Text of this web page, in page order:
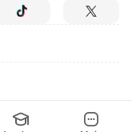
do Brasil